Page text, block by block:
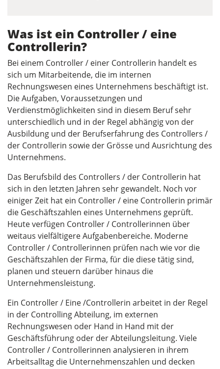
Was ist ein Controller / eine
Controllerin?
Bei einem Controller / einer Controllerin handelt es
sich um Mitarbeitende, die im internen
Rechnungswesen eines Unternehmens beschäftigt ist.
Die Aufgaben, Voraussetzungen und
Verdienstmöglichkeiten sind in diesem Beruf sehr
unterschiedlich und in der Regel abhängig von der
Ausbildung und der Berufserfahrung des Controllers /
der Controllerin sowie der Grösse und Ausrichtung des
Unternehmens.
Das Berufsbild des Controllers / der Controllerin hat
sich in den letzten Jahren sehr gewandelt. Noch vor
einiger Zeit hat ein Controller / eine Controllerin primär
die Geschäftszahlen eines Unternehmens geprüft.
Heute verfügen Controller / Controllerinnen über
weitaus vielfältigere Aufgabenbereiche. Moderne
Controller / Controllerinnen prüfen nach wie vor die
Geschäftszahlen der Firma, für die diese tätig sind,
planen und steuern darüber hinaus die
Unternehmensleistung.
Ein Controller / Eine /Controllerin arbeitet in der Regel
in der Controlling Abteilung, im externen
Rechnungswesen oder Hand in Hand mit der
Geschäftsführung oder der Abteilungsleitung. Viele
Controller / Controllerinnen analysieren in ihrem
Arbeitsalltag die Unternehmenszahlen und decken